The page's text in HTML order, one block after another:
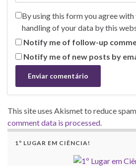
By using this form you agree
handling of your data by this
Notify me of follow-up
Notify me of new posts by
This site uses Akismet to reduce
comment data is processed.
1º LUGAR EM CIÊNCIA!